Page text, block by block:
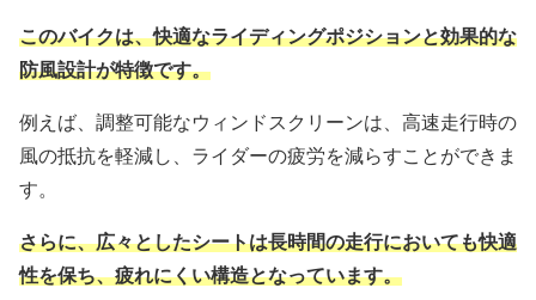
このバイクは、快適なライディングポジションと効果的な
防風設計が特徴です。
例えば、調整可能なウィンドスクリーンは、高速走行時の
風の抵抗を軽減し、ライダーの疲労を減らすことができま
す。
さらに、広々としたシートは長時間の走行においても快適
性を保ち、疲れにくい構造となっています。